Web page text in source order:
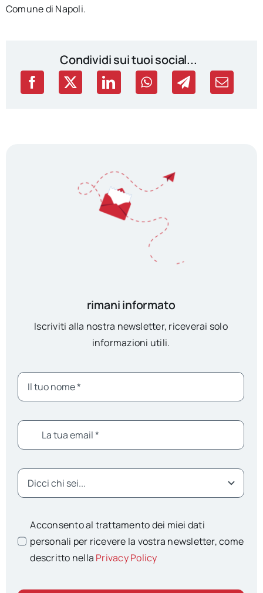
Comune di Napoli.
Condividi sui tuoi social...
rimani informato
Iscriviti alla nostra newsletter, riceverai solo
informazioni utili.
Acconsento al trattamento dei miei dati
personali per ricevere la vostra newsletter, come
descritto nella Privacy Policy